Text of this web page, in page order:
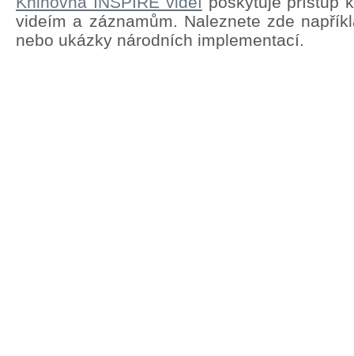
videím a záznamům. Naleznete zde
nebo ukázky národních implementací.